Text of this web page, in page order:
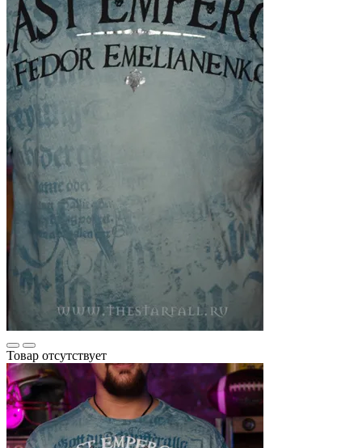
Товар отсутствует